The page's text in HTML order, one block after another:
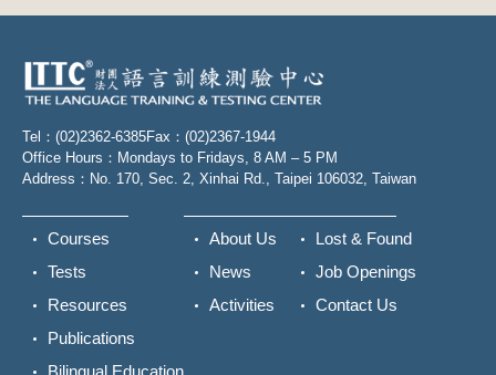
Tel：(02)2362-6385Fax：(02)2367-1944
Office Hours：Mondays to Fridays, 8 AM – 5 PM
Address：No. 170, Sec. 2, Xinhai Rd., Taipei 106032, Taiwan
Courses
Tests
Resources
Publications
Bilingual Education
About Us
News
Activities
Lost & Found
Job Openings
Contact Us